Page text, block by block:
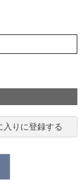
入りに登録する